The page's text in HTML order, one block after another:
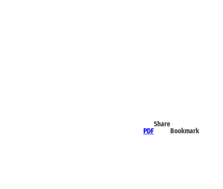
PDF
Share
Bookmark